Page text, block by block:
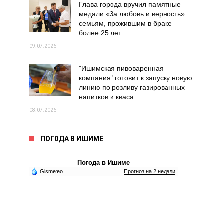
Глава города вручил памятные
медали «За любовь и верность»
семьям, прожившим в браке
более 25 лет.
09.07.2026
"Ишимская пивоваренная
компания" готовит к запуску новую
линию по розливу газированных
напитков и кваса
08.07.2026
ПОГОДА В ИШИМЕ
Погода в Ишиме
Gismeteo Прогноз на 2 недели